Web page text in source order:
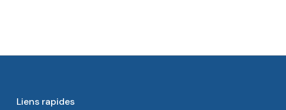
Liens rapides